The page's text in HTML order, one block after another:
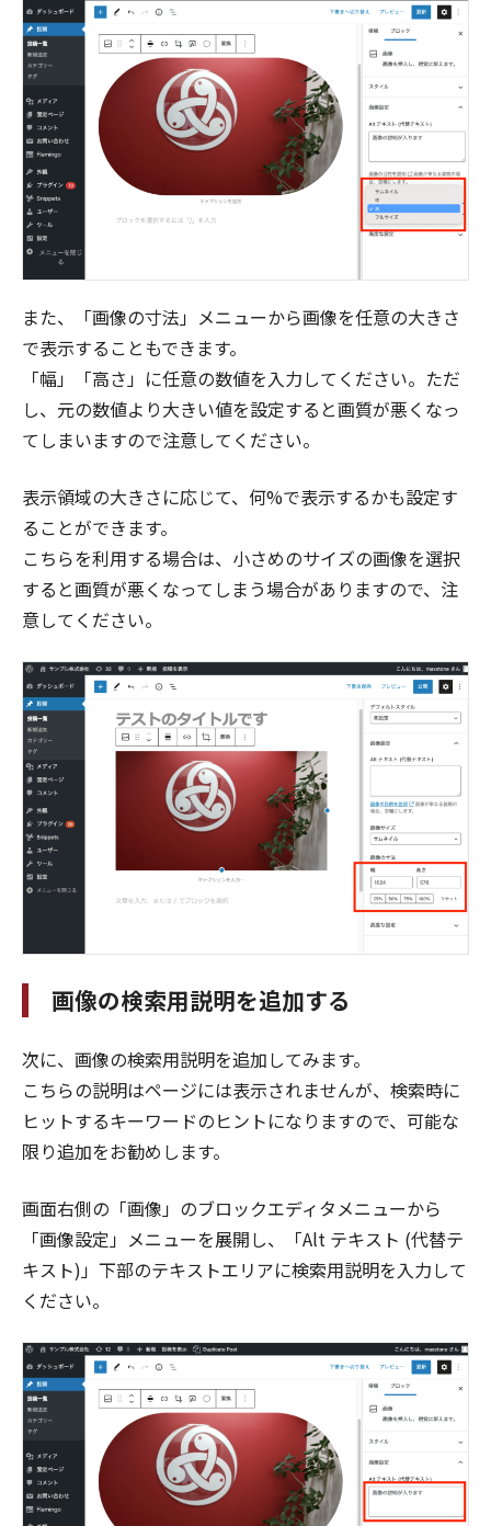
また、「画像の寸法」メニューから画像を任意の大きさ
で表示することもできます。
「幅」「高さ」に任意の数値を入力してください。ただ
し、元の数値より大きい値を設定すると画質が悪くなっ
てしまいますので注意してください。
表示領域の大きさに応じて、何%で表示するかも設定す
ることができます。
こちらを利用する場合は、小さめのサイズの画像を選択
すると画質が悪くなってしまう場合がありますので、注
意してください。
画像の検索用説明を追加する
次に、画像の検索用説明を追加してみます。
こちらの説明はページには表示されませんが、検索時に
ヒットするキーワードのヒントになりますので、可能な
限り追加をお勧めします。
画面右側の「画像」のブロックエディタメニューから
「画像設定」メニューを展開し、「Alt テキスト (代替テ
キスト)」下部のテキストエリアに検索用説明を入力して
ください。